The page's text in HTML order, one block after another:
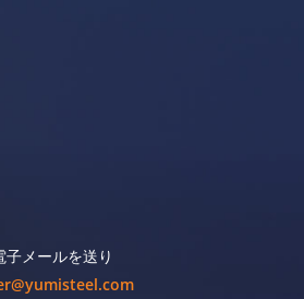
子メールを送り